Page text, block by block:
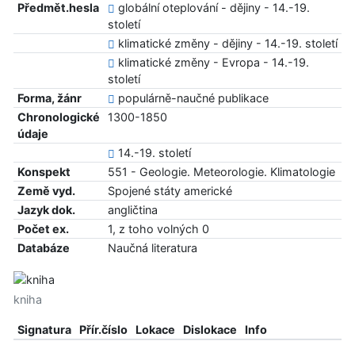
Předmět.hesla
globální oteplování - dějiny - 14.-19.
století
klimatické změny - dějiny - 14.-19. století
klimatické změny - Evropa - 14.-19.
století
Forma, žánr
populárně-naučné publikace
Chronologické
údaje
1300-1850
14.-19. století
Konspekt
551 - Geologie. Meteorologie. Klimatologie
Země vyd.
Spojené státy americké
Jazyk dok.
angličtina
Počet ex.
1, z toho volných 0
Databáze
Naučná literatura
kniha
Signatura Přír.číslo Lokace Dislokace
Info